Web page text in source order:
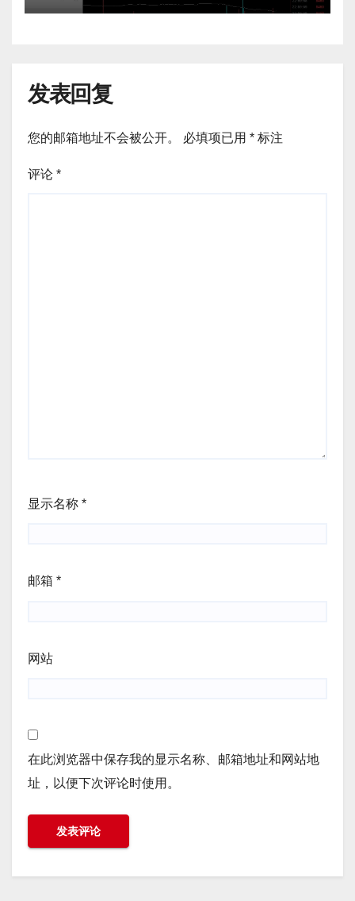
发表回复
您的邮箱地址不会被公开。 必填项已用 * 标注
评论 *
显示名称 *
邮箱 *
网站
在此浏览器中保存我的显示名称、邮箱地址和网站地
址，以便下次评论时使用。